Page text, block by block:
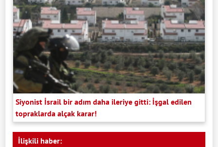
Siyonist İsrail bir adım daha ileriye gitti: İşgal edilen
topraklarda alçak karar!
İlişkili haber: